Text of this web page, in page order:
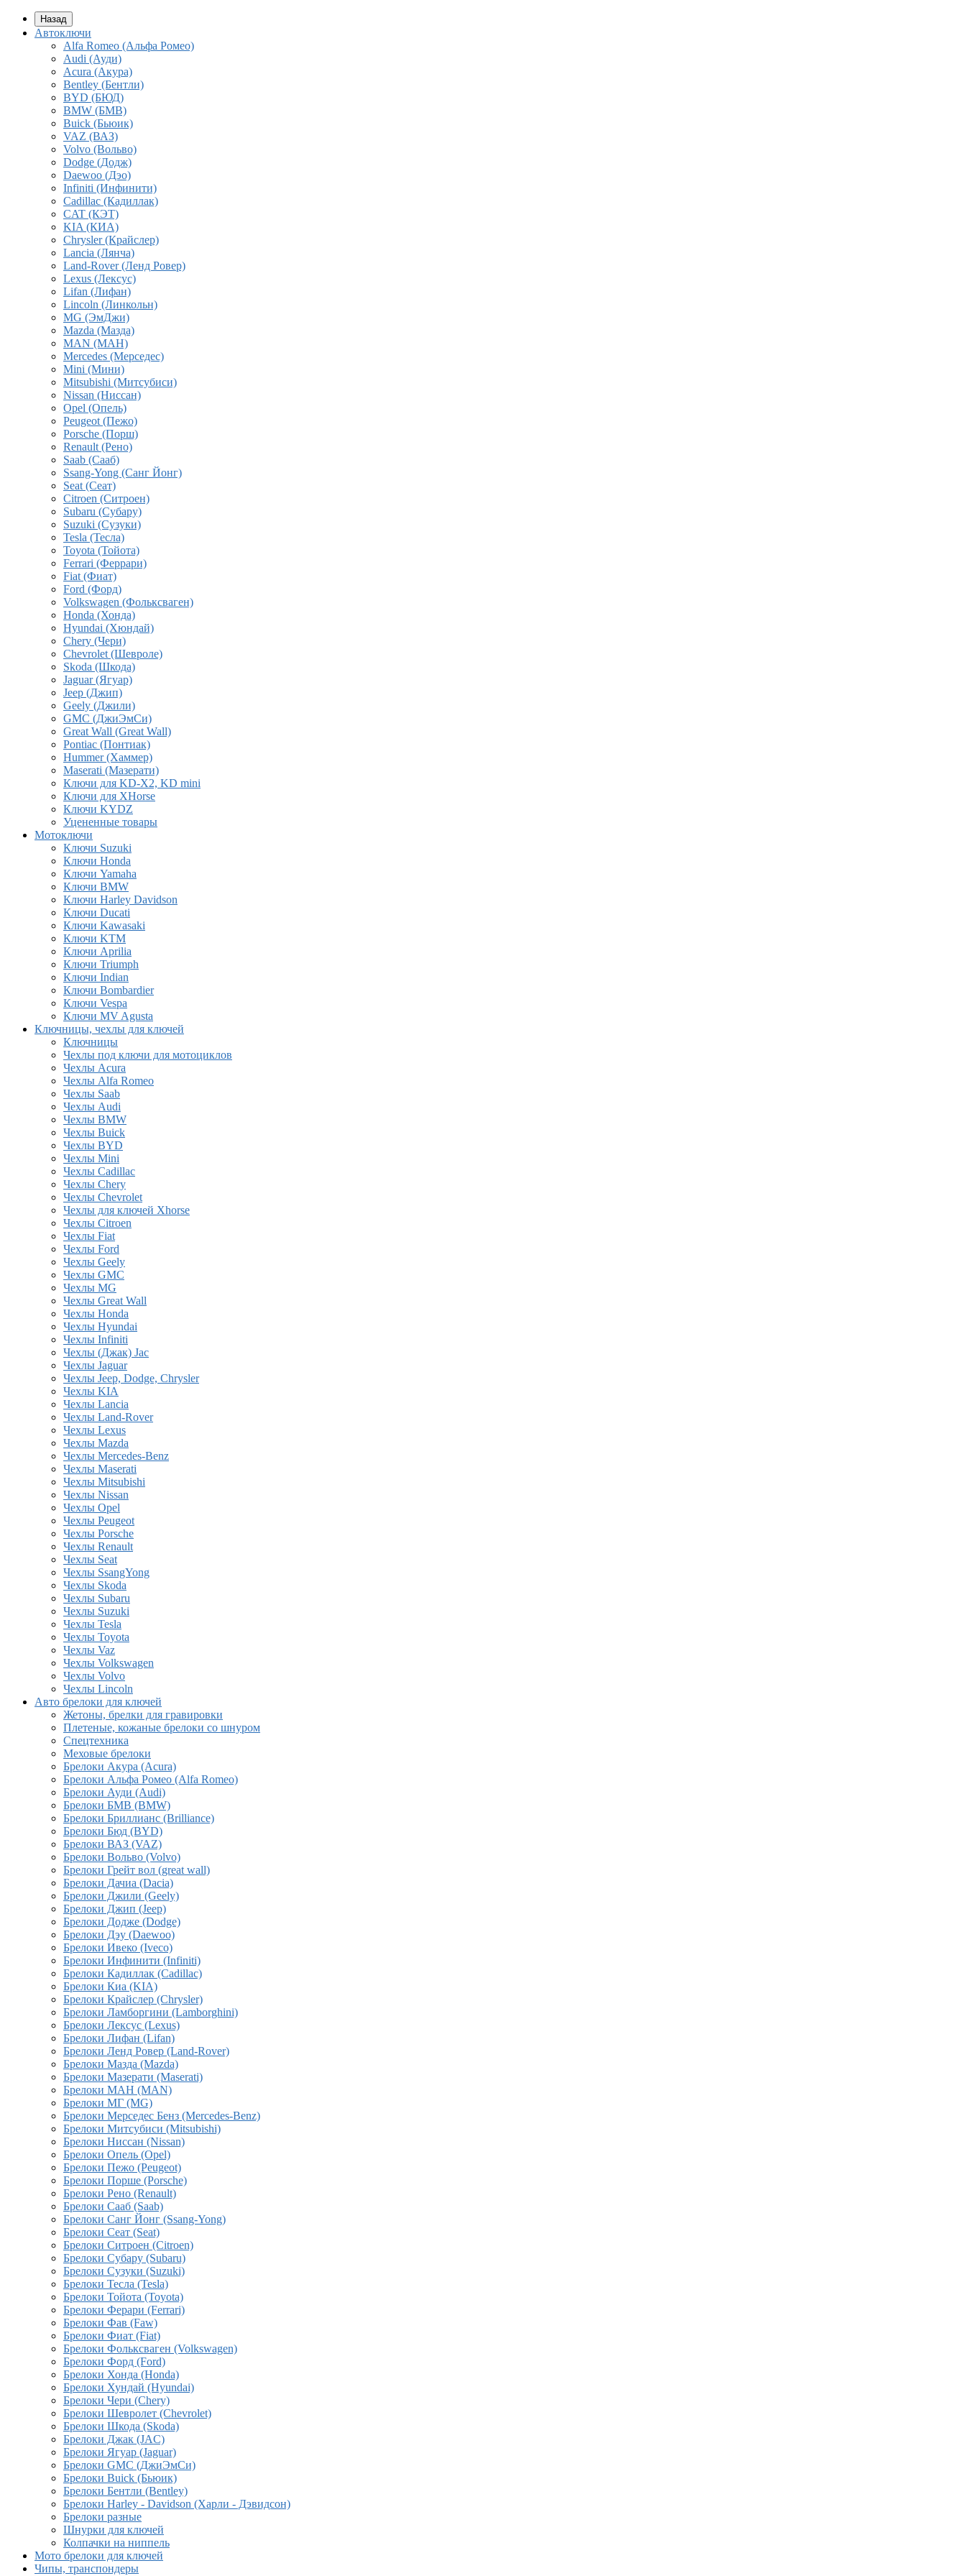
Назад
Автоключи
Alfa Romeo (Альфа Ромео)
Audi (Ауди)
Acura (Акура)
Bentley (Бентли)
BYD (БЮД)
BMW (БМВ)
Buick (Бьюик)
VAZ (ВАЗ)
Volvo (Вольво)
Dodge (Додж)
Daewoo (Дэо)
Infiniti (Инфинити)
Cadillac (Кадиллак)
CAT (КЭТ)
KIA (КИА)
Chrysler (Крайслер)
Lancia (Лянча)
Land-Rover (Ленд Ровер)
Lexus (Лексус)
Lifan (Лифан)
Lincoln (Линкольн)
MG (ЭмДжи)
Mazda (Мазда)
MAN (МАН)
Mercedes (Мерседес)
Mini (Мини)
Mitsubishi (Митсубиси)
Nissan (Ниссан)
Opel (Опель)
Peugeot (Пежо)
Porsche (Порш)
Renault (Рено)
Saab (Сааб)
Ssang-Yong (Санг Йонг)
Seat (Сеат)
Citroen (Ситроен)
Subaru (Субару)
Suzuki (Сузуки)
Tesla (Тесла)
Toyota (Тойота)
Ferrari (Феррари)
Fiat (Фиат)
Ford (Форд)
Volkswagen (Фольксваген)
Honda (Хонда)
Hyundai (Хюндай)
Chery (Чери)
Chevrolet (Шевроле)
Skoda (Шкода)
Jaguar (Ягуар)
Jeep (Джип)
Geely (Джили)
GMC (ДжиЭмСи)
Great Wall (Great Wall)
Pontiac (Понтиак)
Hummer (Хаммер)
Maserati (Мазерати)
Ключи для KD-X2, KD mini
Ключи для XHorse
Ключи KYDZ
Уцененные товары
Мотоключи
Ключи Suzuki
Ключи Honda
Ключи Yamaha
Ключи BMW
Ключи Harley Davidson
Ключи Ducati
Ключи Kawasaki
Ключи KTM
Ключи Aprilia
Ключи Triumph
Ключи Indian
Ключи Bombardier
Ключи Vespa
Ключи MV Agusta
Ключницы, чехлы для ключей
Ключницы
Чехлы под ключи для мотоциклов
Чехлы Acura
Чехлы Alfa Romeo
Чехлы Saab
Чехлы Audi
Чехлы BMW
Чехлы Buick
Чехлы BYD
Чехлы Mini
Чехлы Cadillac
Чехлы Chery
Чехлы Chevrolet
Чехлы для ключей Xhorse
Чехлы Citroen
Чехлы Fiat
Чехлы Ford
Чехлы Geely
Чехлы GMC
Чехлы MG
Чехлы Great Wall
Чехлы Honda
Чехлы Hyundai
Чехлы Infiniti
Чехлы (Джак) Jac
Чехлы Jaguar
Чехлы Jeep, Dodge, Chrysler
Чехлы KIA
Чехлы Lancia
Чехлы Land-Rover
Чехлы Lexus
Чехлы Mazda
Чехлы Mercedes-Benz
Чехлы Maserati
Чехлы Mitsubishi
Чехлы Nissan
Чехлы Opel
Чехлы Peugeot
Чехлы Porsche
Чехлы Renault
Чехлы Seat
Чехлы SsangYong
Чехлы Skoda
Чехлы Subaru
Чехлы Suzuki
Чехлы Tesla
Чехлы Toyota
Чехлы Vaz
Чехлы Volkswagen
Чехлы Volvo
Чехлы Lincoln
Авто брелоки для ключей
Жетоны, брелки для гравировки
Плетеные, кожаные брелоки со шнуром
Спецтехника
Меховые брелоки
Брелоки Акура (Acura)
Брелоки Альфа Ромео (Alfa Romeo)
Брелоки Ауди (Audi)
Брелоки БМВ (BMW)
Брелоки Бриллианс (Brilliance)
Брелоки Бюд (BYD)
Брелоки ВАЗ (VAZ)
Брелоки Вольво (Volvo)
Брелоки Грейт вол (great wall)
Брелоки Дачиа (Dacia)
Брелоки Джили (Geely)
Брелоки Джип (Jeep)
Брелоки Додже (Dodge)
Брелоки Дэу (Daewoo)
Брелоки Ивеко (Iveco)
Брелоки Инфинити (Infiniti)
Брелоки Кадиллак (Cadillac)
Брелоки Киа (KIA)
Брелоки Крайслер (Chrysler)
Брелоки Ламборгини (Lamborghini)
Брелоки Лексус (Lexus)
Брелоки Лифан (Lifan)
Брелоки Ленд Ровер (Land-Rover)
Брелоки Мазда (Mazda)
Брелоки Мазерати (Maserati)
Брелоки МАН (MAN)
Брелоки МГ (MG)
Брелоки Мерседес Бенз (Mercedes-Benz)
Брелоки Митсубиси (Mitsubishi)
Брелоки Ниссан (Nissan)
Брелоки Опель (Opel)
Брелоки Пежо (Peugeot)
Брелоки Порше (Porsche)
Брелоки Рено (Renault)
Брелоки Сааб (Saab)
Брелоки Санг Йонг (Ssang-Yong)
Брелоки Сеат (Seat)
Брелоки Ситроен (Citroen)
Брелоки Субару (Subaru)
Брелоки Сузуки (Suzuki)
Брелоки Тесла (Tesla)
Брелоки Тойота (Toyota)
Брелоки Ферари (Ferrari)
Брелоки Фав (Faw)
Брелоки Фиат (Fiat)
Брелоки Фольксваген (Volkswagen)
Брелоки Форд (Ford)
Брелоки Хонда (Honda)
Брелоки Хундай (Hyundai)
Брелоки Чери (Chery)
Брелоки Шевролет (Chevrolet)
Брелоки Шкода (Skoda)
Брелоки Джак (JAC)
Брелоки Ягуар (Jaguar)
Брелоки GMC (ДжиЭмСи)
Брелоки Buick (Бьюик)
Брелоки Бентли (Bentley)
Брелоки Harley - Davidson (Харли - Дэвидсон)
Брелоки разные
Шнурки для ключей
Колпачки на ниппель
Мото брелоки для ключей
Чипы, транспондеры